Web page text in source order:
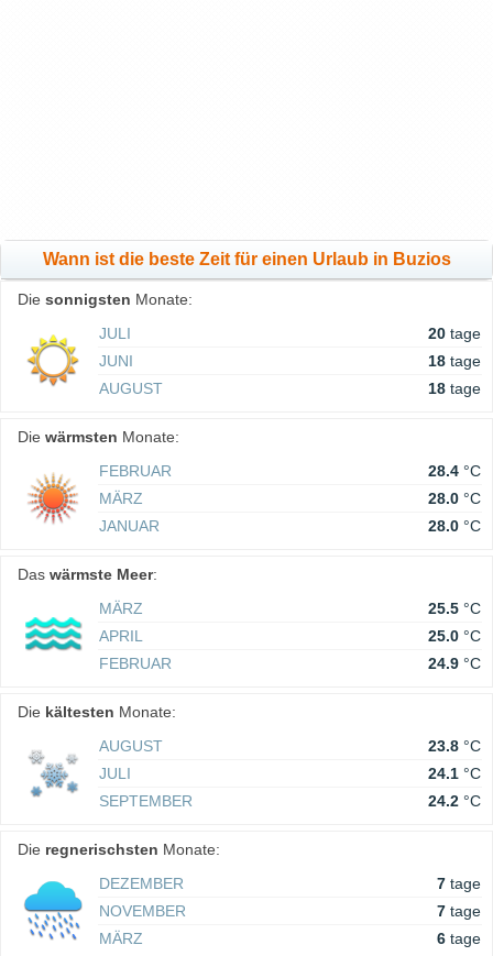
Wann ist die beste Zeit für einen Urlaub in Buzios
Die sonnigsten Monate:
JULI
20 tage
JUNI
18 tage
AUGUST
18 tage
Die wärmsten Monate:
FEBRUAR
28.4 °C
MÄRZ
28.0 °C
JANUAR
28.0 °C
Das wärmste Meer:
MÄRZ
25.5 °C
APRIL
25.0 °C
FEBRUAR
24.9 °C
Die kältesten Monate:
AUGUST
23.8 °C
JULI
24.1 °C
SEPTEMBER
24.2 °C
Die regnerischsten Monate:
DEZEMBER
7 tage
NOVEMBER
7 tage
MÄRZ
6 tage